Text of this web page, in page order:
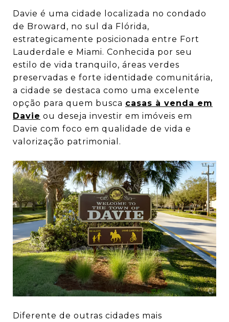
Davie é uma cidade localizada no condado
de Broward, no sul da Flórida,
estrategicamente posicionada entre Fort
Lauderdale e Miami. Conhecida por seu
estilo de vida tranquilo, áreas verdes
preservadas e forte identidade comunitária,
a cidade se destaca como uma excelente
opção para quem busca casas à venda em
Davie ou deseja investir em imóveis em
Davie com foco em qualidade de vida e
valorização patrimonial.
Diferente de outras cidades mais